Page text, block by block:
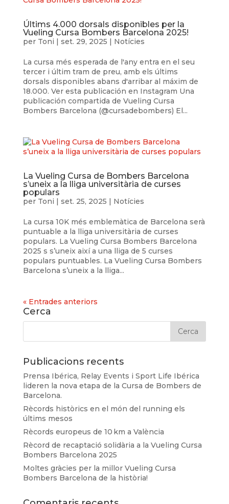
Últims 4.000 dorsals disponibles per la
Vueling Cursa Bombers Barcelona 2025!
per Toni | set. 29, 2025 | Notícies
La cursa més esperada de l'any entra en el seu
tercer i últim tram de preu, amb els últims
dorsals disponibles abans d'arribar al máxim de
18.000. Ver esta publicación en Instagram Una
publicación compartida de Vueling Cursa
Bombers Barcelona (@cursadebombers) El...
La Vueling Cursa de Bombers Barcelona
s’uneix a la lliga universitària de curses
populars
per Toni | set. 25, 2025 | Notícies
La cursa 10K més emblemàtica de Barcelona serà
puntuable a la lliga universitària de curses
populars. La Vueling Cursa Bombers Barcelona
2025 s s’uneix així a una lliga de 5 curses
populars puntuables. La Vueling Cursa Bombers
Barcelona s’uneix a la lliga...
« Entrades anteriors
Cerca
Publicacions recents
Prensa Ibérica, Relay Events i Sport Life Ibérica
lideren la nova etapa de la Cursa de Bombers de
Barcelona.
Rècords històrics en el món del running els
últims mesos
Rècords europeus de 10 km a València
Rècord de recaptació solidària a la Vueling Cursa
Bombers Barcelona 2025
Moltes gràcies per la millor Vueling Cursa
Bombers Barcelona de la història!